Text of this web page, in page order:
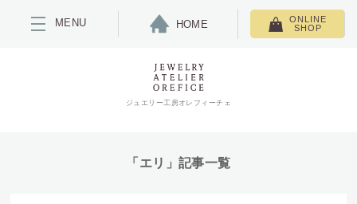
MENU HOME
ONLINE
SHOP
ジュエリー工房オレフィーチェ
「エリ」記事一覧